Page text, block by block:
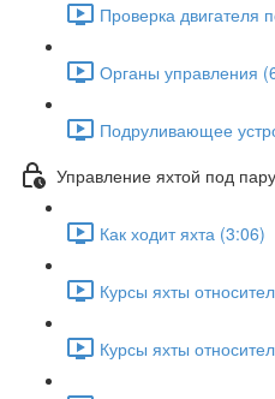
Проверка двигателя
Органы управления
Подруливающее
Управление яхтой под
Как ходит яхта (3:06)
Курсы яхты
Курсы яхты